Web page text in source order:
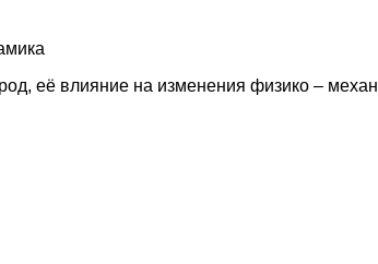
её влияние на изменения физико –